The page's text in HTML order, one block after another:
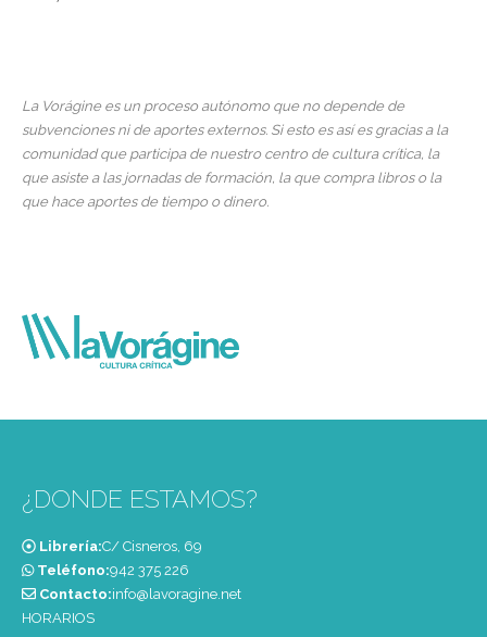
La Vorágine es un proceso autónomo que no depende de
subvenciones ni de aportes externos. Si esto es así es gracias a la
comunidad que participa de nuestro centro de cultura crítica, la
que asiste a las jornadas de formación, la que compra libros o la
que hace aportes de tiempo o dinero.
¿DONDE ESTAMOS?
Librería:C/ Cisneros, 69
Teléfono:‭942 375 226‬
Contacto:info@lavoragine.net
HORARIOS